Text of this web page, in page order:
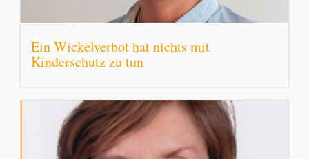
Ein Wickelverbot hat nichts mit
Kinderschutz zu tun